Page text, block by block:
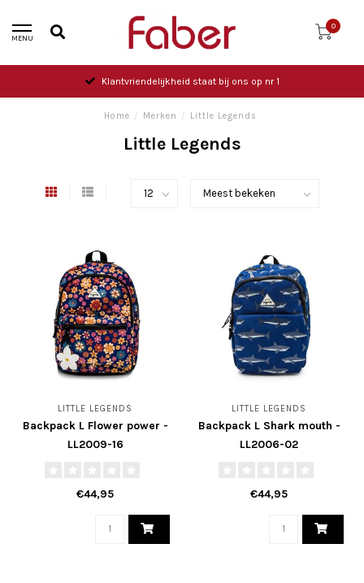
MENU
0
Klantvriendelijkheid staat bij ons op nr 1
Home / Merken / Little Legends
Little Legends
LITTLE LEGENDS
Backpack L Flower power -
LL2009-16
€44,95
LITTLE LEGENDS
Backpack L Shark mouth -
LL2006-02
€44,95